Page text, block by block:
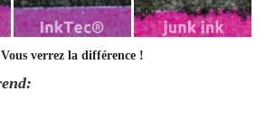
Vous verrez la différence !